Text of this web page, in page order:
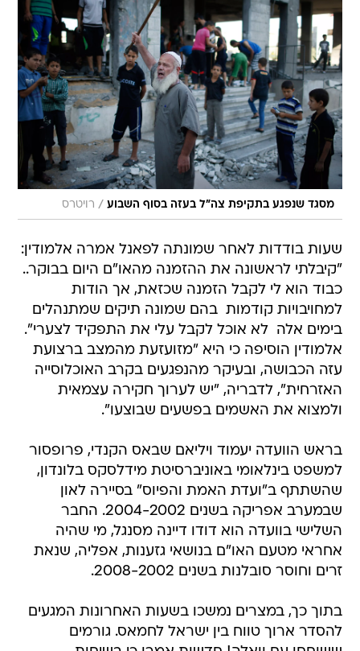
מסגד שנפגע בתקיפת צה"ל בעזה בסוף השבוע / רויטרס
שעות בודדות לאחר שמונתה לפאנל אמרה אלמודין:
"קיבלתי לראשונה את ההזמנה מהאו"ם היום בבוקר..
כבוד הוא לי לקבל הזמנה שכזאת, אך הודות
למחויבויות קודמות  בהם שמונה תיקים שמתנהלים
בימים אלה  לא אוכל לקבל עלי את התפקיד לצערי".
אלמודין הוסיפה כי היא "מזועזעת מהמצב ברצועת
עזה הכבושה, ובעיקר מהנפגעים בקרב האוכלוסייה
האזרחית", לדבריה, "יש לערוך חקירה עצמאית
ולמצוא את האשמים בפשעים שבוצעו".
בראש הוועדה יעמוד ויליאם שבאס הקנדי, פרופסור
למשפט בינלאומי באוניברסיטת מידלסקס בלונדון,
שהשתתף ב"ועדת האמת והפיוס" בסיירה לאון
שבמערב אפריקה בשנים 2004-2002. החבר
השלישי בוועדה הוא דודו דיינה מסנגל, מי שהיה
אחראי מטעם האו"ם בנושאי גזענות, אפליה, שנאת
זרים וחוסר סובלנות בשנים 2008-2002.
בתוך כך, במצרים נמשכו בשעות האחרונות המגעים
להסדר ארוך טווח בין ישראל לחמאס. גורמים